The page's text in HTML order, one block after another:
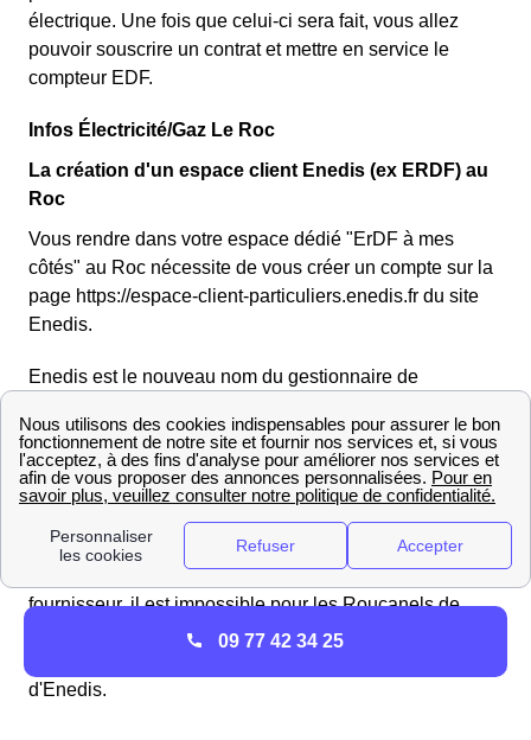
électrique. Une fois que celui-ci sera fait, vous allez
pouvoir souscrire un contrat et mettre en service le
compteur EDF.
Infos Électricité/Gaz Le Roc
La création d'un espace client Enedis (ex ERDF) au
Roc
Vous rendre dans votre espace dédié "ErDF à mes
côtés" au Roc nécessite de vous créer un compte sur la
page https://espace-client-particuliers.enedis.fr du site
Enedis.
Enedis est le nouveau nom du gestionnaire de
Roucanels, et plus largement les Français doivent avoir
en tête qu'Enedis et EDF ne sont pas la même entité. Si
Enedis se charge du réseau de distribution de
l'électricité jusqu'à chez vous au Roc, EDF, lui n'est que
le fournisseur qui gère la facturation de l'électricité aux
Roucanels. Alors qu'il est possible de changer de
fournisseur, il est impossible pour les Roucanels de
choisir le distributeur d'électricité. Pour en savoir
d'Enedis.
09 77 42 34 25